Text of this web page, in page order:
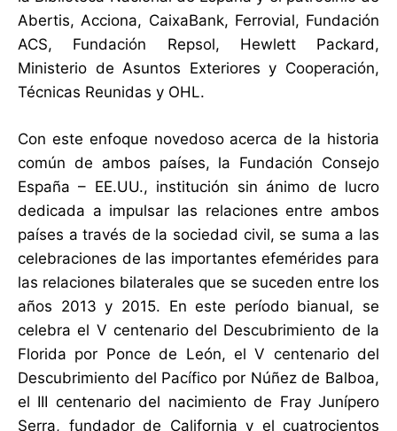
Abertis, Acciona, CaixaBank, Ferrovial, Fundación
ACS, Fundación Repsol, Hewlett Packard,
Ministerio de Asuntos Exteriores y Cooperación,
Técnicas Reunidas y OHL.
Con este enfoque novedoso acerca de la historia
común de ambos países, la Fundación Consejo
España – EE.UU., institución sin ánimo de lucro
dedicada a impulsar las relaciones entre ambos
países a través de la sociedad civil, se suma a las
celebraciones de las importantes efemérides para
las relaciones bilaterales que se suceden entre los
años 2013 y 2015. En este período bianual, se
celebra el V centenario del Descubrimiento de la
Florida por Ponce de León, el V centenario del
Descubrimiento del Pacífico por Núñez de Balboa,
el III centenario del nacimiento de Fray Junípero
Serra, fundador de California y el cuatrocientos